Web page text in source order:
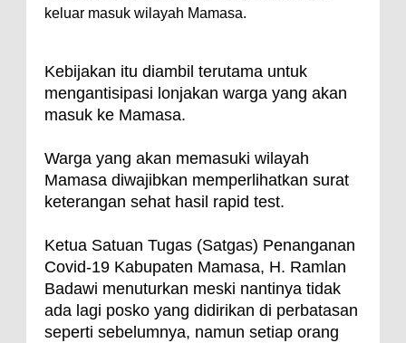
keluar masuk wilayah Mamasa.
Kebijakan itu diambil terutama untuk
mengantisipasi lonjakan warga yang akan
masuk ke Mamasa.
Warga yang akan memasuki wilayah
Mamasa diwajibkan memperlihatkan surat
keterangan sehat hasil rapid test.
Ketua Satuan Tugas (Satgas) Penanganan
Covid-19 Kabupaten Mamasa, H. Ramlan
Badawi menuturkan meski nantinya tidak
ada lagi posko yang didirikan di perbatasan
seperti sebelumnya, namun setiap orang